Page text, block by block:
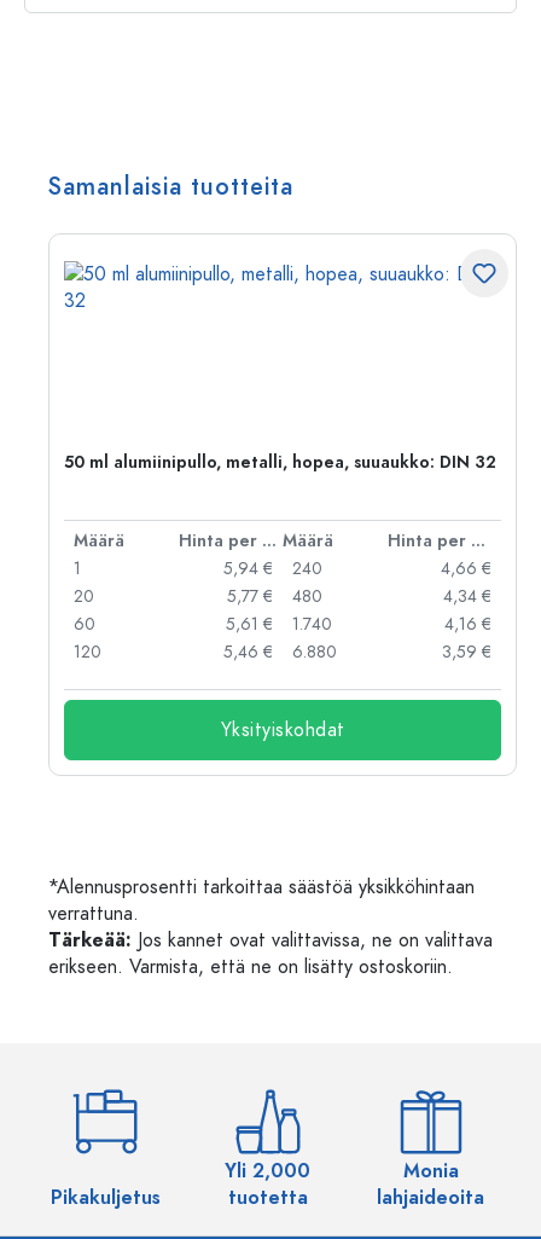
Samanlaisia tuotteita
50 ml alumiinipullo, metalli, hopea, suuaukko: DIN 32
Määrä Hinta per kpl Määrä
Hinta per kpl
1
5,94 €
20
5,77 €
60
5,61 €
120
5,46 €
240
4,66 €
480
4,34 €
1.740
4,16 €
6.880
3,59 €
Yksityiskohdat
*Alennusprosentti tarkoittaa säästöä yksikköhintaan
verrattuna.
Tärkeää: Jos kannet ovat valittavissa, ne on valittava
erikseen. Varmista, että ne on lisätty ostoskoriin.
Pikakuljetus
Yli 2,000
tuotetta
Monia
lahjaideoita